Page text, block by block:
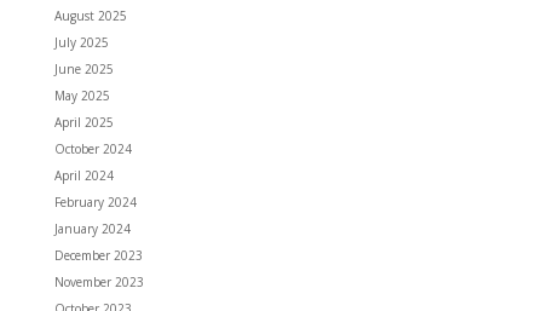
August 2025
July 2025
June 2025
May 2025
April 2025
October 2024
April 2024
February 2024
January 2024
December 2023
November 2023